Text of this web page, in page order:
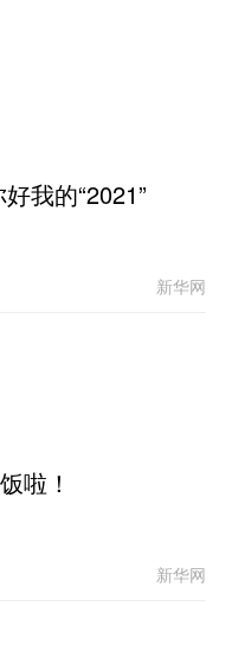
我的“2021”
新华网
啦！
新华网